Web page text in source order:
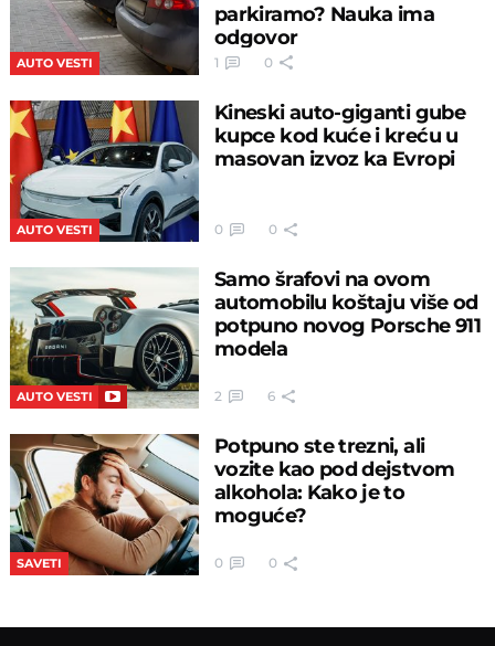
AUTO VESTI
parkiramo? Nauka ima
odgovor
1 0
AUTO VESTI
Kineski auto-giganti gube
kupce kod kuće i kreću u
masovan izvoz ka Evropi
0 0
AUTO VESTI
Samo šrafovi na ovom
automobilu koštaju više od
potpuno novog Porsche 911
modela
2 6
SAVETI
Potpuno ste trezni, ali
vozite kao pod dejstvom
alkohola: Kako je to
moguće?
0 0